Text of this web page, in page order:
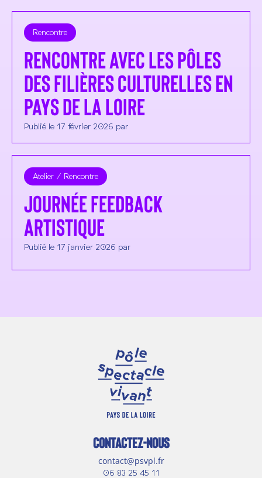
Rencontre
Rencontre avec les Pôles
des filières culturelles en
Pays de la Loire
Publié le 17 février 2026 par
Atelier Rencontre
Journée Feedback
artistique
Publié le 17 janvier 2026 par
CONTACTEZ-NOUS
contact@psvpl.fr
06 83 25 45 11